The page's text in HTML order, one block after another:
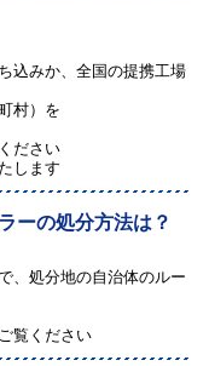
込みか、全国の提携工場
村）を
ださい
します
ーの処分方法は？
、処分地の自治体のルー
覧ください